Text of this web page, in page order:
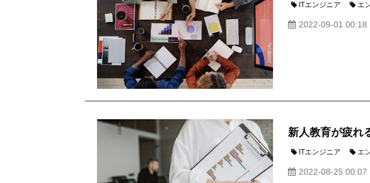
ITエンジニア エ
2022-09-01 00:18
新人教育が疲れ
ITエンジニア エ
2022-08-25 00:07